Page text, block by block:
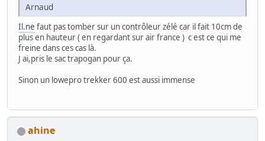
Arnaud
Il.ne faut pas tomber sur un contrôleur zélé car il fait 10cm de
plus en hauteur ( en regardant sur air france ) c est ce qui me
freine dans ces cas là.
J ai,pris le sac trapogan pour ça.
Sinon un lowepro trekker 600 est aussi immense
ahine